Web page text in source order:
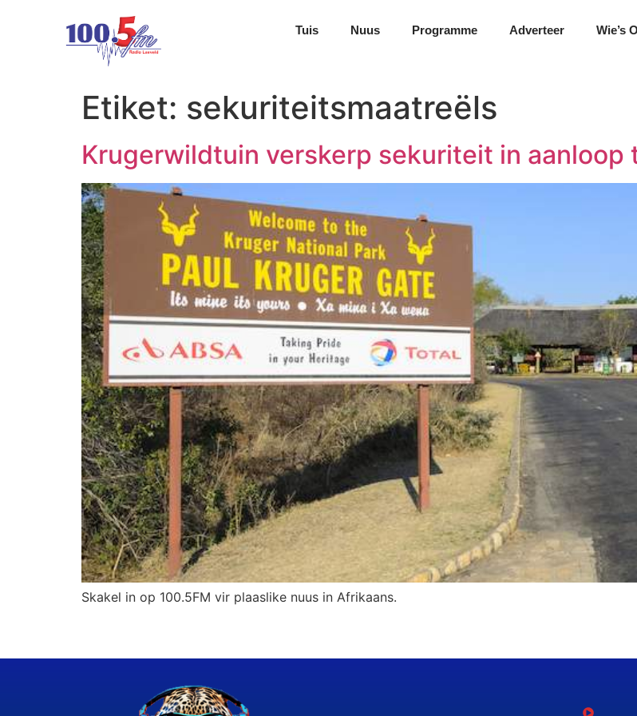
Tuis Nuus Programme Adverteer Wie’s
Etiket: sekuriteitsmaatreëls
Krugerwildtuin verskerp sekuriteit in aanloop
Skakel in op 100.5FM vir plaaslike nuus in Afrikaans.